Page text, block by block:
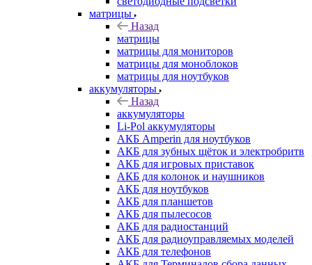
матрицы
Назад
матрицы
матрицы для мониторов
матрицы для моноблоков
матрицы для ноутбуков
аккумуляторы
Назад
аккумуляторы
Li-Pol аккумуляторы
АКБ Amperin для ноутбуков
АКБ для зубных щёток и электробритв
АКБ для игровых приставок
АКБ для колонок и наушников
АКБ для ноутбуков
АКБ для планшетов
АКБ для пылесосов
АКБ для радиостанций
АКБ для радиоуправляемых моделей
АКБ для телефонов